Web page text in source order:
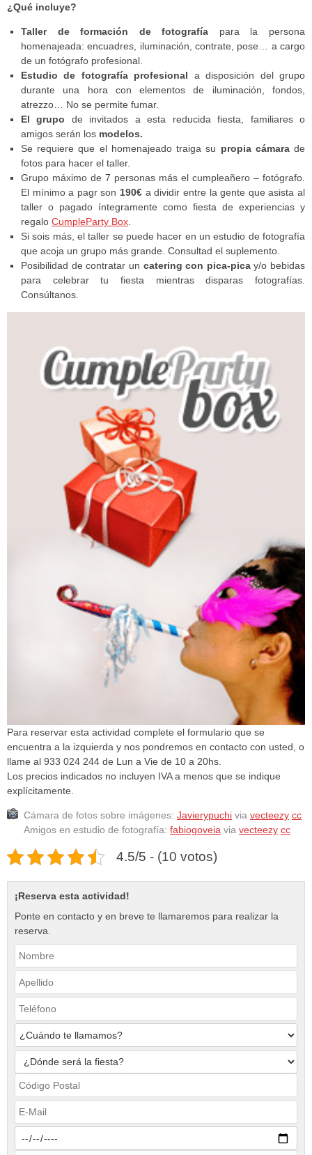
¡Reserva esta actividad!
Ponte en contacto y en breve te llamaremos para realizar la
reserva.
¿Qué incluye?
Taller de formación de fotografía para la persona
homenajeada: encuadres, iluminación, contrate, pose… a cargo
de un fotógrafo profesional.
Estudio de fotografía profesional a disposición del grupo
durante una hora con elementos de iluminación, fondos,
atrezzo… No se permite fumar.
El grupo de invitados a esta reducida fiesta, familiares o
amigos serán los modelos.
Se requiere que el homenajeado traiga su propia cámarade
fotos para hacer el taller.
Grupo máximo de 7 personas más el cumpleañero – fotógrafo.
El mínimo a pagr son 190€ a dividir entre la gente que asista al
taller o pagado íntegramente como fiesta de experiencias y
regalo CumpleParty Box
Si sois más, el taller se puede hacer en un estudio de fotografía
que acoja un grupo más grande. Consultad el suplemento.
Posibilidad de contratar un catering con pica-picay/o bebidas
para celebrar tu fiesta mientras disparas fotografías.
Consúltanos.
Para reservar esta actividad complete el formulario que se
encuentra a la izquierda y nos pondremos en contacto con usted, o
llame al 933 024 244 de Lun a Vie de 10 a 20hs.
Los precios indicados no incluyen IVA a menos que se indique
explícitamente.
Cámara de fotos sobre imágenes: Javierypuchi via vecteezy cc
Amigos en estudio de fotografía: fabiogoveia via vecteezy cc
4.5/5 - (10 votos)